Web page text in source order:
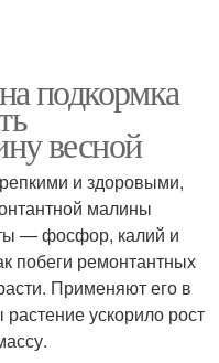
подкормка
весной
и здоровыми,
малины
— фосфор, калий и
побеги ремонтантных
Применяют его в
ускорило рост